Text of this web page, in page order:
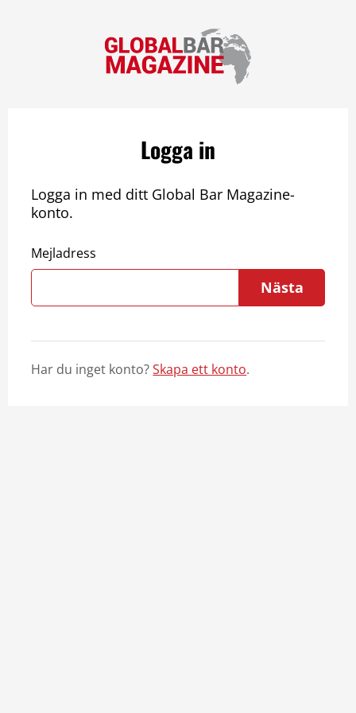
Logga in
Logga in med ditt Global Bar Magazine-
konto.
Mejladress
Nästa
Har du inget konto?Skapa ett konto.